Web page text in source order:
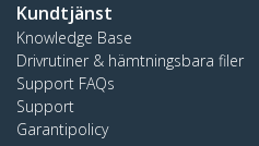
Kundtjänst
Knowledge Base
Drivrutiner & hämtningsbara filer
Support FAQs
Support
Garantipolicy